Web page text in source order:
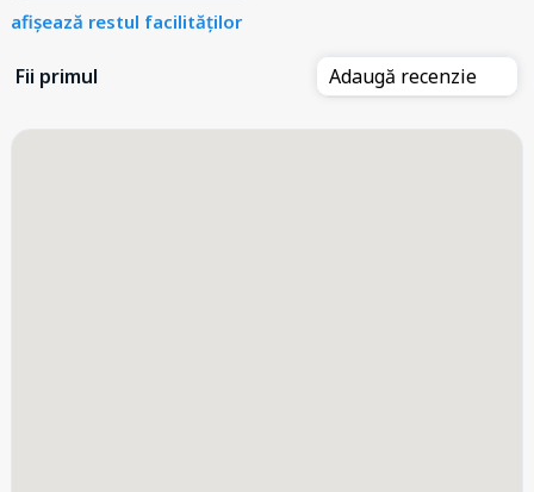
afișează restul facilităților
Fii primul Adaugă recenzie